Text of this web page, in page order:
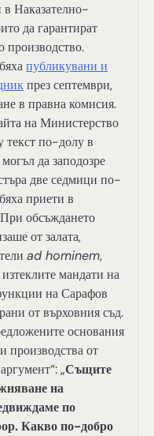
в Наказателно-
да гарантират
производство.
публикувани и
през септември,
в правна комисия.
на Министерство
текст по-долу в
да заподозре
две седмици по-
приети в
обсъждането
от залата,
ad hominem,
мандати на
на Сарафов
от върховния съд.
основания
производства от
„Същите
на
по
Какво по-добро